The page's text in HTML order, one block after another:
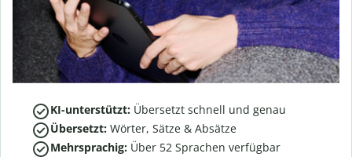
KI-unterstützt: Übersetzt schnell und genau
Übersetzt: Wörter, Sätze & Absätze
Mehrsprachig: Über 52 Sprachen verfügbar